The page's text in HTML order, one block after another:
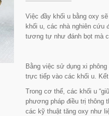
Việc đầy khối u bằng oxy
khối u, các nhà nghiên cứu
tương tự như đánh bọt mà
Bằng việc sử dụng xi
trực tiếp vào các khối u.
Trong cơ thể, các khối u “
phương pháp điều trị thông
các kỹ thuật tăng oxy như